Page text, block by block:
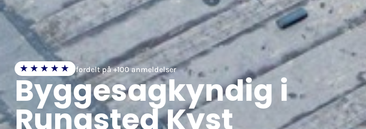
★★★★★ fordelt på +100 anmeldelser
Byggesagkyndig i
Rungsted Kyst